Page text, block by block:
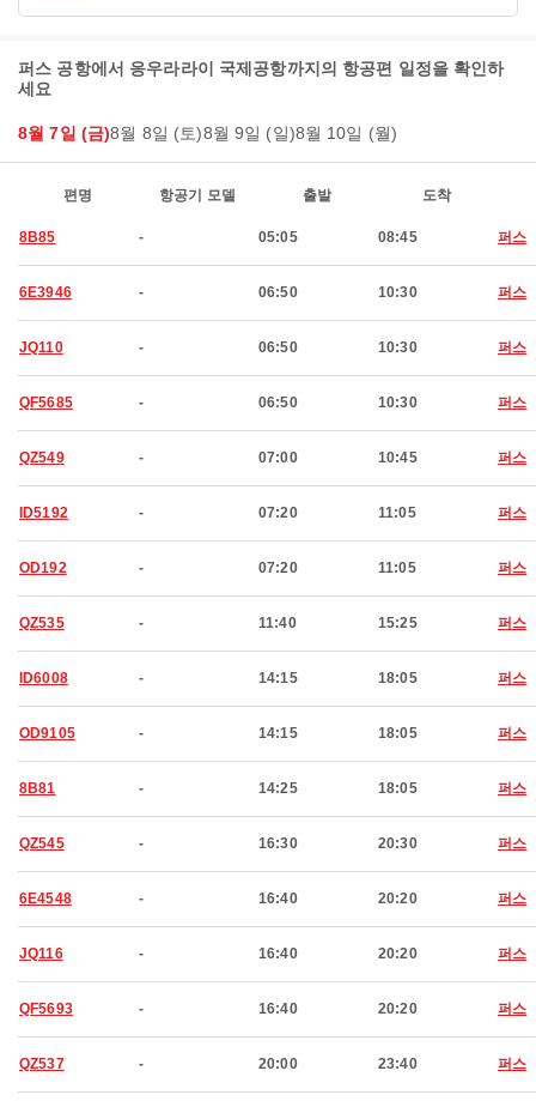
퍼스 공항에서 응우라라이 국제공항까지의 항공편 일정을 확인하
세요
8월 7일 (금)8월 8일 (토)8월 9일 (일)8월 10일 (월)
편명 항공기 모델 출발 도착
8B85 - 05:05 08:45 퍼스
6E3946 - 06:50 10:30 퍼스
JQ110 - 06:50 10:30 퍼스
QF5685 - 06:50 10:30 퍼스
QZ549 - 07:00 10:45 퍼스
ID5192 - 07:20 11:05 퍼스
OD192 - 07:20 11:05 퍼스
QZ535 - 11:40 15:25 퍼스
ID6008 - 14:15 18:05 퍼스
OD9105 - 14:15 18:05 퍼스
8B81 - 14:25 18:05 퍼스
QZ545 - 16:30 20:30 퍼스
6E4548 - 16:40 20:20 퍼스
JQ116 - 16:40 20:20 퍼스
QF5693 - 16:40 20:20 퍼스
QZ537 - 20:00 23:40 퍼스